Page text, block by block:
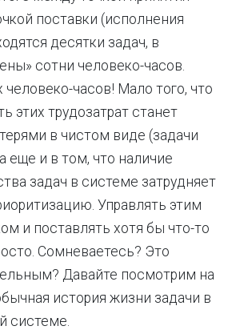
поставки (исполнения
десятки задач, в
сотни человеко-часов.
часов! Мало того, что
этих трудозатрат станет
в чистом виде (задачи
еще и в том, что наличие
задач в системе затрудняет
Управлять этим
и поставлять хотя бы что-то
Сомневаетесь? Это
Давайте посмотрим на
история жизни задачи в
системе.